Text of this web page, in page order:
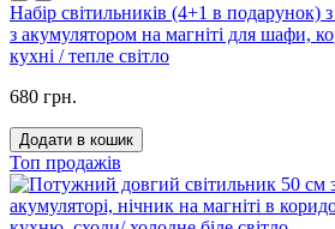
Набір світильників (4+1 в подарунок)
з акумулятором на магніті для шафи,
кухні / тепле світло
680 грн.
Додати в кошик
Топ продажів